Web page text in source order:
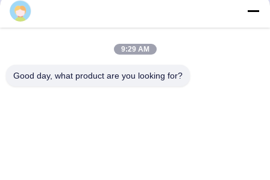
Zimmer 209, Gebäude 6, Xingxing Road Nr. 8, Xingqiao
9:29 AM
Good day, what product are you looking for?